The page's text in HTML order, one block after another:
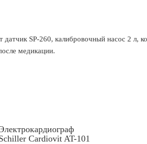
SP-260, калибровочный насос 2 л,
медикации.
Cardiovit AT-101